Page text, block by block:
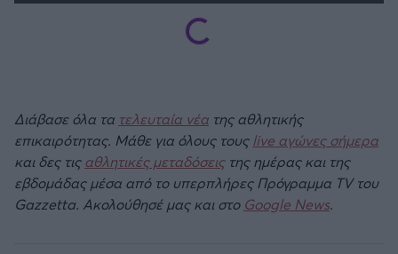
Διάβασε όλα τα τελευταία νέα της αθλητικής
επικαιρότητας. Μάθε για όλους τους live αγώνες σήμερα
και δες τιςαθλητικές μεταδόσειςτης ημέρας και της
εβδομάδας μέσα από το υπερπλήρες Πρόγραμμα TV του
Gazzetta. Ακολούθησέ μας και στο Google News.